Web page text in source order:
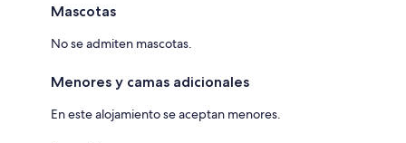
Mascotas
No se admiten mascotas.
Menores y camas adicionales
En este alojamiento se aceptan menores.